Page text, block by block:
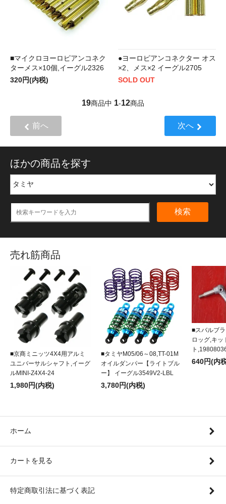
■マイクロヨーロピアンコネク
ターメス×10個,イーグル2326
320円(内税)
●ヨーロピアンコネクター オス
×2、メス×2 イーグル2705
SOLD OUT
19商品中 1-12商品
前へ 次へ
ほかの商品を探す
検索
売れ筋商品
■京商ミニッツ4X4用アルミ
ユニバーサルシャフト,イーグ
ルMINI-Z4X4-24
1,980円(内税)
■タミヤM05/06～08,TT-01M
オイルダンパー【ライトブル
ー】 イーグル3549V2-LBL
3,780円(内税)
■スバルブ
ロッグ,キッ
ト
640円(内
ホーム
カートを見る
特定商取引法に基づく表記